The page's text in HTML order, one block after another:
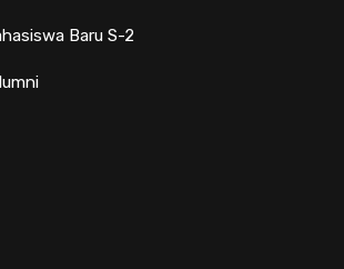
Baru S-2